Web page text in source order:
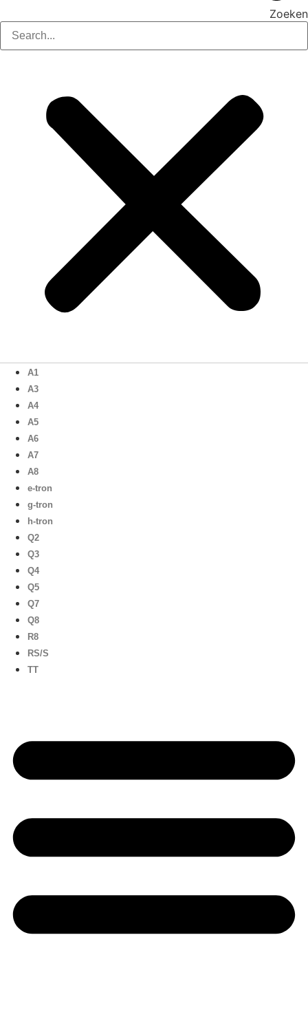
Zoeken
A1
A3
A4
A5
A6
A7
A8
e-tron
g-tron
h-tron
Q2
Q3
Q4
Q5
Q7
Q8
R8
RS/S
TT